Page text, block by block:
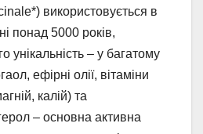
використовується в
понад 5000 років,
унікальність – у багатому
ефірні олії, вітаміни
калій) та
– основна активна